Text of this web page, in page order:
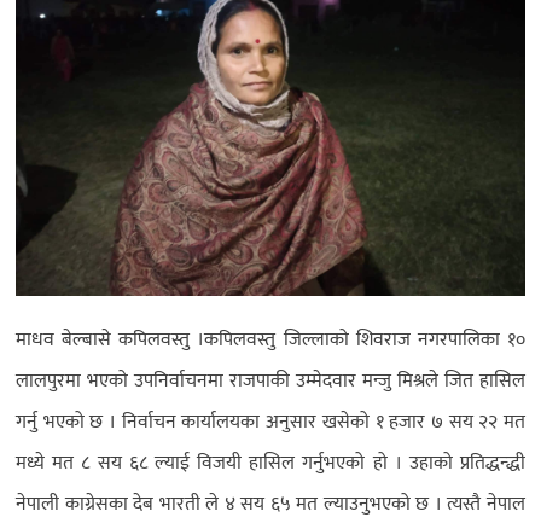
माधव बेल्बासे कपिलवस्तु ।कपिलवस्तु जिल्लाको शिवराज नगरपालिका १०
लालपुरमा भएको उपनिर्वाचनमा राजपाकी उम्मेदवार मन्जु मिश्रले जित हासिल
गर्नु भएको छ । निर्वाचन कार्यालयका अनुसार खसेको १ हजार ७ सय २२ मत
मध्ये मत ८ सय ६८ ल्याई विजयी हासिल गर्नुभएको हो । उहाको प्रतिद्धन्द्धी
नेपाली काग्रेसका देब भारती ले ४ सय ६५ मत ल्याउनुभएको छ । त्यस्तै नेपाल